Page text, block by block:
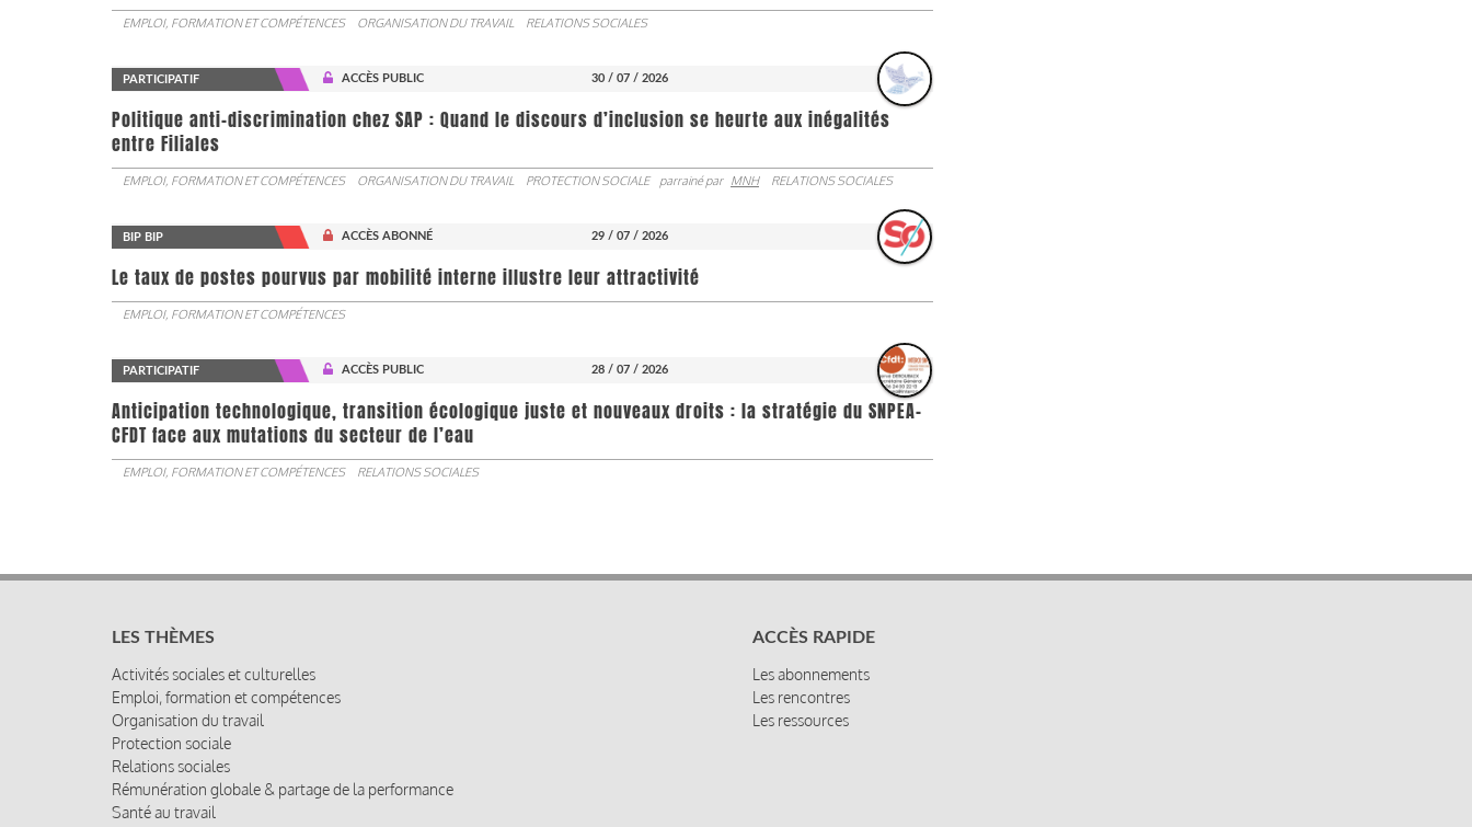
EMPLOI, FORMATION ET COMPÉTENCES ORGANISATION DU TRAVAIL RELATIONS SOCIALES
PARTICIPATIF ACCÈS PUBLIC 30 / 07 / 2026
Politique anti-discrimination chez SAP : Quand le discours d’inclusion se heurte aux inégalités
entre Filiales
EMPLOI, FORMATION ET COMPÉTENCES ORGANISATION DU TRAVAIL PROTECTION SOCIALE parrainé par MNH RELATIONS SOCIALES
BIP BIP ACCÈS ABONNÉ 29 / 07 / 2026
Le taux de postes pourvus par mobilité interne illustre leur attractivité
EMPLOI, FORMATION ET COMPÉTENCES
PARTICIPATIF ACCÈS PUBLIC 28 / 07 / 2026
Anticipation technologique, transition écologique juste et nouveaux droits : la stratégie du SNPEA-
CFDT face aux mutations du secteur de l’eau
EMPLOI, FORMATION ET COMPÉTENCES RELATIONS SOCIALES
LES THÈMES
Activités sociales et culturelles
Emploi, formation et compétences
Organisation du travail
Protection sociale
Relations sociales
Rémunération globale & partage de la performance
Santé au travail
ACCÈS RAPIDE
Les abonnements
Les rencontres
Les ressources